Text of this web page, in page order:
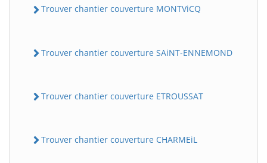
Trouver chantier couverture MONTViCQ
Trouver chantier couverture SAiNT-ENNEMOND
Trouver chantier couverture ETROUSSAT
Trouver chantier couverture CHARMEiL
Assistant en ligne